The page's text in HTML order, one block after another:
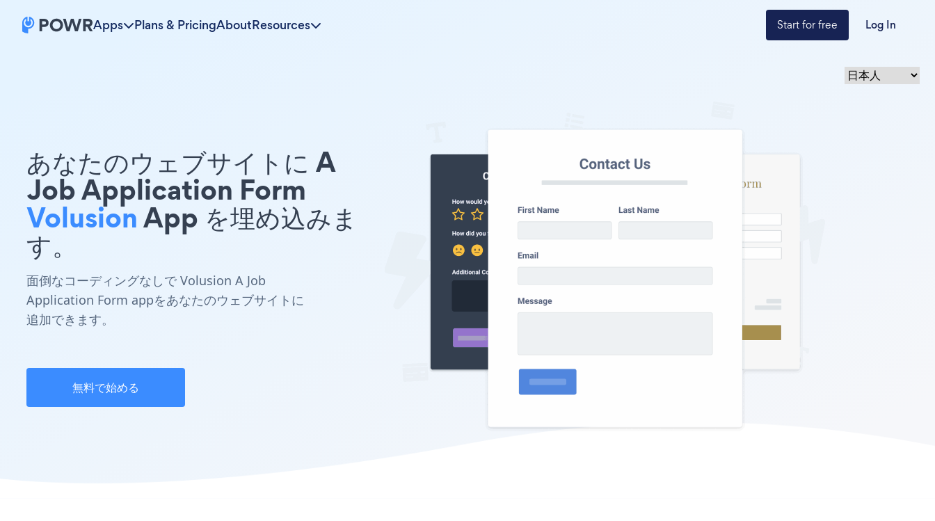
Apps Plans & PricingAboutResources Start for free Log In
あなたのウェブサイトに A
Job Application Form
VolusionApp を埋め込みま
す。
面倒なコーディングなしで Volusion A Job
Application Form appをあなたのウェブサイトに
追加できます。
無料で始める